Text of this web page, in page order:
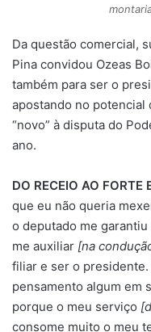
Da questão comercial,
Pina convidou Ozeas
também para ser o
apostando no
“novo” à disputa do
ano.
DO RECEIO AO FORTE
que eu não queria
o deputado me
me auxiliar [na
filiar e ser o
pensamento algum em
porque o meu serviço
consome muito o meu